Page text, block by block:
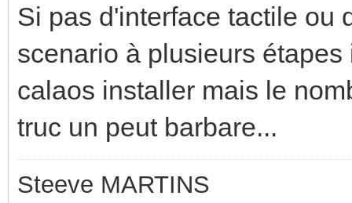
Si pas d'interface tactile ou
scenario à plusieurs
calaos installer mais le
truc un peut barbare...
Steeve MARTINS